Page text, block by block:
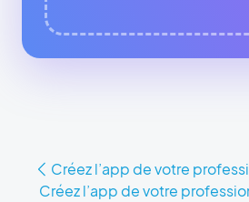
Créez l’app de votre
Créez l’app de votre